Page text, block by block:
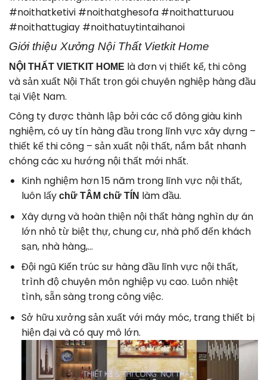
#noithatketivi #noithatghesofa #noithatturuou
#noithattugiay #noithatuytintaihanoi
Giới thiệu Xưởng Nội Thất Vietkit Home
NỘI THẤT VIETKIT HOME là đơn vị thiết kế, thi công
và sản xuất Nội Thất trọn gói chuyên nghiệp hàng đầu
tại Việt Nam.
Công ty được thành lập bởi các cổ đông giàu kinh
nghiệm, có uy tín hàng đầu trong lĩnh vực xây dựng –
thiết kế thi công – sản xuất nội thất, nắm bắt nhanh
chóng các xu hướng nội thất mới nhất.
Kinh nghiệm hơn 15 năm trong lĩnh vực nội thất,
luôn lấy chữ TÂM chữ TÍN làm đầu.
Xây dựng và hoàn thiện nội thất hàng nghìn dự án
lớn nhỏ từ biệt thự, chung cư, nhà phố đến khách
sạn, nhà hàng,…
Đội ngũ Kiến trúc sư hàng đầu lĩnh vực nội thất,
trình độ chuyên môn nghiệp vụ cao. Luôn nhiệt
tình, sẵn sàng trong công việc.
Sở hữu xưởng sản xuất với máy móc, trang thiết bị
hiện đại và có quy mô lớn.